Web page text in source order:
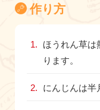
作り方
ほうれん草は
ります。
にんじんは半